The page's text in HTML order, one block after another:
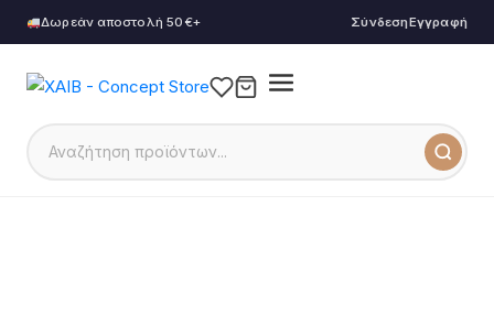
Δωρεάν αποστολή 50€+ ΣύνδεσηΕγγραφή